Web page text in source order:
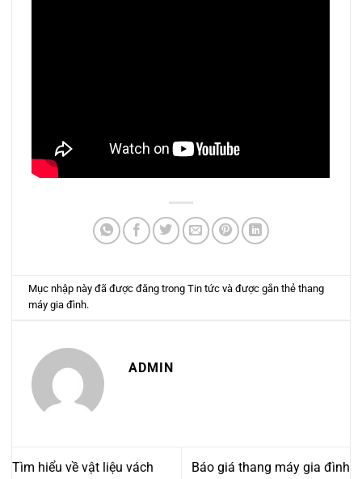
Mục nhập này đã được đăng trong Tin tứcvà được gắn thẻ thang
máy gia đình.
ADMIN
Tìm hiểu về vật liệu vách
Báo giá thang máy gia đình